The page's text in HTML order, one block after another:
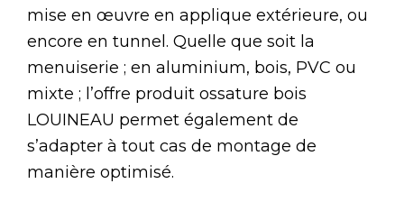
mise en œuvre en applique extérieure, ou
encore en tunnel. Quelle que soit la
menuiserie ; en aluminium, bois, PVC ou
mixte ; l’offre produit ossature bois
LOUINEAU permet également de
s’adapter à tout cas de montage de
manière optimisé.